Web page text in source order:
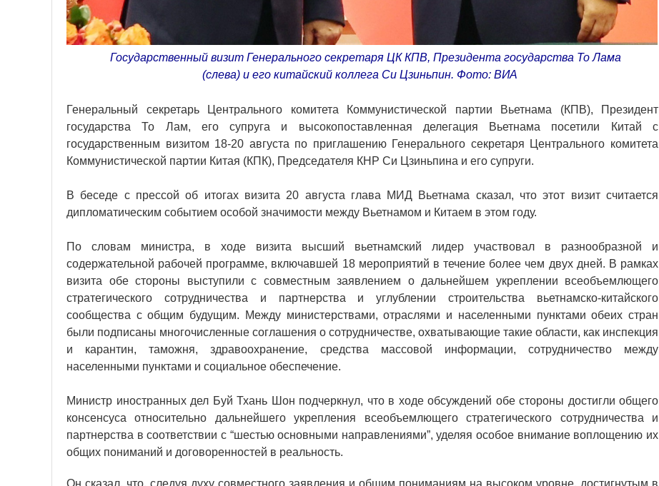
Государственный визит Генерального секретаря ЦК КПВ, Президента государства То Лама
(слева) и его китайский коллега Си Цзиньпин. Фото: ВИA
Генеральный секретарь Центрального комитета Коммунистической партии Вьетнама (КПВ), Президент
государства То Лам, его супруга и высокопоставленная делегация Вьетнама посетили Китай с
государственным визитом 18-20 августа по приглашению Генерального секретаря Центрального комитета
Коммунистической партии Китая (КПК), Председателя КНР Си Цзиньпина и его супруги.
В беседе с прессой об итогах визита 20 августа глава МИД Вьетнама сказал, что этот визит считается
дипломатическим событием особой значимости между Вьетнамом и Китаем в этом году.
По словам министра, в ходе визита высший вьетнамский лидер участвовал в разнообразной и
содержательной рабочей программе, включавшей 18 мероприятий в течение более чем двух дней. В рамках
визита обе стороны выступили с совместным заявлением о дальнейшем укреплении всеобъемлющего
стратегического сотрудничества и партнерства и углублении строительства вьетнамско-китайского
сообщества с общим будущим. Между министерствами, отраслями и населенными пунктами обеих стран
были подписаны многочисленные соглашения о сотрудничестве, охватывающие такие области, как инспекция
и карантин, таможня, здравоохранение, средства массовой информации, сотрудничество между
населенными пунктами и социальное обеспечение.
Министр иностранных дел Буй Тхань Шон подчеркнул, что в ходе обсуждений обе стороны достигли общего
консенсуса относительно дальнейшего укрепления всеобъемлющего стратегического сотрудничества и
партнерства в соответствии с “шестью основными направлениями”, уделяя особое внимание воплощению их
общих пониманий и договоренностей в реальность.
Он сказал, что, следуя духу совместного заявления и общим пониманиям на высоком уровне, достигнутым в